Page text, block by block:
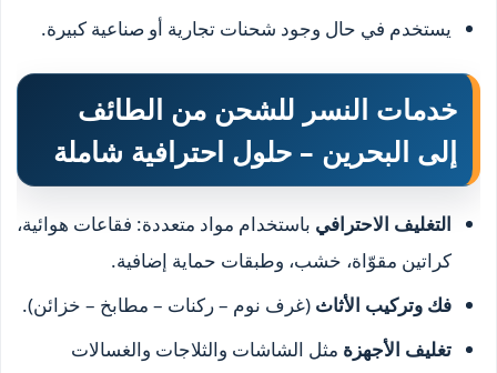
يستخدم في حال وجود شحنات تجارية أو صناعية كبيرة.
خدمات النسر للشحن من الطائف
إلى البحرين – حلول احترافية شاملة
التغليف الاحترافي باستخدام مواد متعددة: فقاعات هوائية،
كراتين مقوّاة، خشب، وطبقات حماية إضافية.
فك وتركيب الأثاث (غرف نوم – ركنات – مطابخ – خزائن).
تغليف الأجهزة مثل الشاشات والثلاجات والغسالات